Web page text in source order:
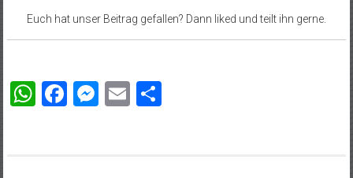
Euch hat unser Beitrag gefallen? Dann liked und teilt ihn gerne.
WhatsApp
Facebook
Messenger
EmailTeilen